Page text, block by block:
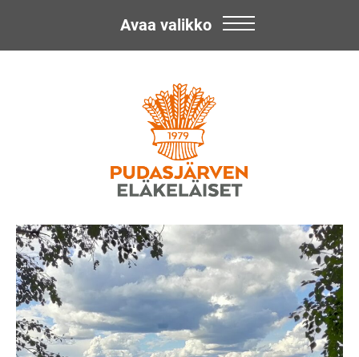
Pudasjärven
Eläkeläiset
ry
Avaa valikko